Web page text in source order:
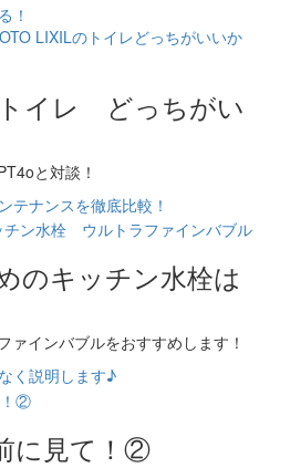
！
イレ どっちがい
と対談！
テナンスを徹底比較！
のキッチン水栓は
ァインバブルをおすすめします！
く説明します♪
に見て！②